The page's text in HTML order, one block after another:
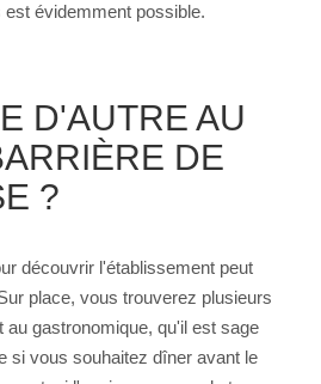
évidemment possible.
D'AUTRE AU
DE
?
découvrir l'établissement peut
place, vous trouverez plusieurs
au gastronomique, qu'il est sage
si vous souhaitez dîner avant le